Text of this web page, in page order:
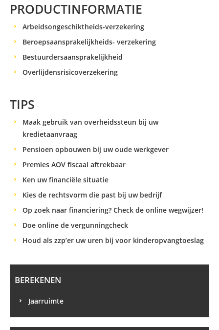
PRODUCTINFORMATIE
Arbeidsongeschiktheids-verzekering
Beroepsaansprakelijkheids- verzekering
Bestuurdersaansprakelijkheid
Overlijdensrisicoverzekering
TIPS
Maak gebruik van overheidssteun bij uw
kredietaanvraag
Pensioen opbouwen bij uw oude werkgever
Premies AOV fiscaal aftrekbaar
Ken uw financiële situatie
Kies de rechtsvorm die past bij uw bedrijf
Op zoek naar financiering? Check de online wegwijzer!
Doe online de vergunningcheck
Houd als zzp’er uw uren bij voor kinderopvangtoeslag
BEREKENEN
Jaarruimte